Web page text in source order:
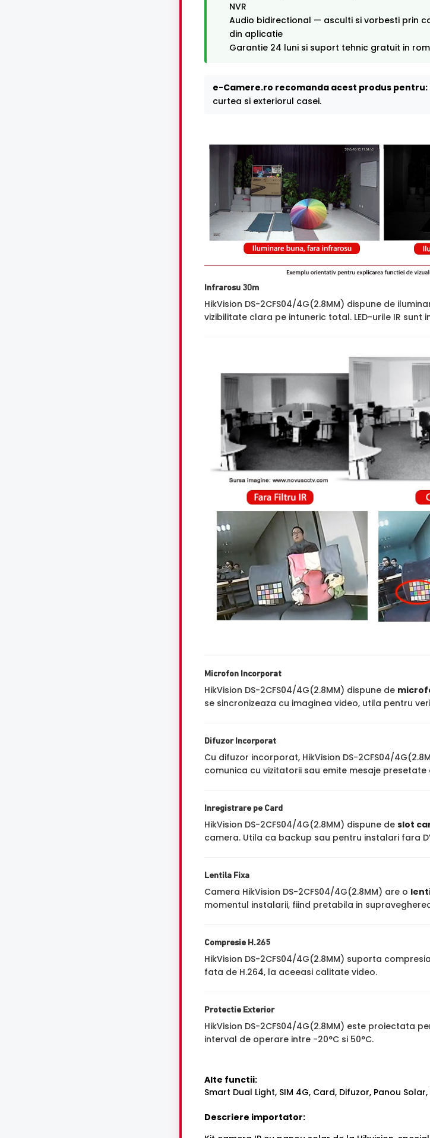
NVR
Audio bidirectional — asculti si vorbesti prin
din aplicatie
Garantie 24 luni si suport tehnic gratuit in
e-Camere.ro recomanda acest produs pentru:
curtea si exteriorul casei.
Infrarosu 30m
HikVision DS-2CFS04/4G(2.8MM) dispune de
vizibilitate clara pe intuneric total. LED-urile IR sunt
Microfon Incorporat
HikVision DS-2CFS04/4G(2.8MM) dispune de
se sincronizeaza cu imaginea video, utila pentru
Difuzor Incorporat
Cu difuzor incorporat, HikVision DS-2CFS04/
comunica cu vizitatorii sau emite mesaje
Inregistrare pe Card
HikVision DS-2CFS04/4G(2.8MM) dispune de slot
camera. Utila ca backup sau pentru instalari fara
Lentila Fixa
Camera HikVision DS-2CFS04/4G(2.8MM) are o
momentul instalarii, fiind pretabila in
Compresie H.265
HikVision DS-2CFS04/4G(2.8MM) suporta compresia
fata de H.264, la aceeasi calitate video.
Protectie Exterior
HikVision DS-2CFS04/4G(2.8MM) este proiectata
interval de operare intre -20°C si 50°C.
Alte functii:
Smart Dual Light, SIM 4G, Card, Difuzor, Panou
Descriere importator: